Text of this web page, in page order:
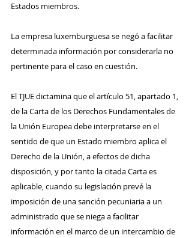
Estados miembros.
La empresa luxemburguesa se negó a facilitar
determinada información por considerarla no
pertinente para el caso en cuestión.
El TJUE dictamina que el artículo 51, apartado 1,
de la Carta de los Derechos Fundamentales de
la Unión Europea debe interpretarse en el
sentido de que un Estado miembro aplica el
Derecho de la Unión, a efectos de dicha
disposición, y por tanto la citada Carta es
aplicable, cuando su legislación prevé la
imposición de una sanción pecuniaria a un
administrado que se niega a facilitar
información en el marco de un intercambio de